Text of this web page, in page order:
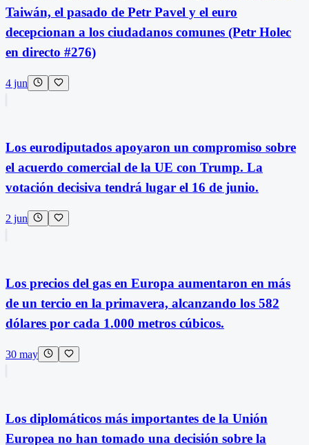
Taiwán, el pasado de Petr Pavel y el euro
decepcionan a los ciudadanos comunes (Petr Holec
en directo #276)
4 jun
Los eurodiputados apoyaron un compromiso sobre
el acuerdo comercial de la UE con Trump. La
votación decisiva tendrá lugar el 16 de junio.
2 jun
Los precios del gas en Europa aumentaron en más
de un tercio en la primavera, alcanzando los 582
dólares por cada 1.000 metros cúbicos.
30 may
Los diplomáticos más importantes de la Unión
Europea no han tomado una decisión sobre la